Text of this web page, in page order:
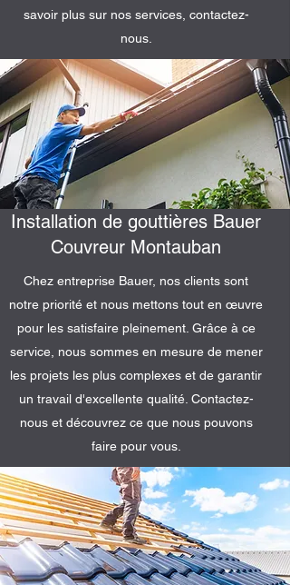
savoir plus sur nos services, contactez-
nous.
Installation de gouttières Bauer
Couvreur Montauban
Chez entreprise Bauer, nos clients sont
notre priorité et nous mettons tout en œuvre
pour les satisfaire pleinement. Grâce à ce
service, nous sommes en mesure de mener
les projets les plus complexes et de garantir
un travail d'excellente qualité. Contactez-
nous et découvrez ce que nous pouvons
faire pour vous.